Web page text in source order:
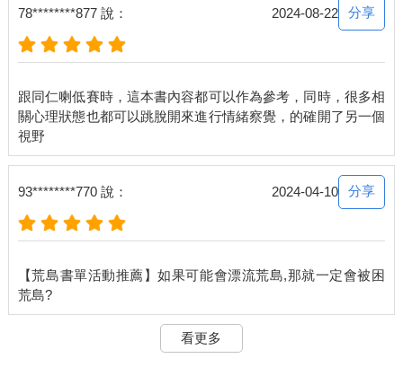
78********877 說： 2024-08-22 分享
跟同仁喇低賽時，這本書內容都可以作為參考，同時，很多相
關心理狀態也都可以跳脫開來進行情緒察覺，的確開了另一個
視野
93********770 說： 2024-04-10 分享
【荒島書單活動推薦】如果可能會漂流荒島,那就一定會被困
荒島?
看更多